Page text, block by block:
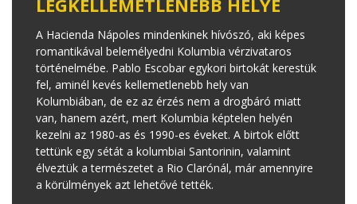
A Hacienda Nápoles mindenkinek hívószó, aki képes
romantikával belemélyedni Kolumbia vérzivataros
történelmébe. Pablo Escobar egykori birtokát kerestük
fel, aminél kevés kellemetlenebb hely van
Kolumbiában, de ez az érzés nem a drogbáró miatt
van, hanem azért, mert Kolumbia képtelen helyén
kezelni az 1980-as és 1990-es éveket. A birtok előtt
tettünk egy sétát a kolumbiai Santorinin, valamint
élveztük a természetet a Rio Clarónál, már amennyire
a körülmények azt lehetővé tették.